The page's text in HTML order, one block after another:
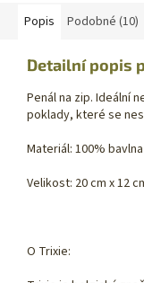
Popis Podobné (10)
Detailní popis
Penál na zip. Ideální
poklady, které se
Materiál: 100% bavlna
Velikost: 20 cm x 12
O Trixie: